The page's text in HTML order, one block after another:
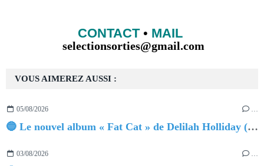
VOUS AIMEREZ AUSSI :
05/08/2026 …
🔵 Le nouvel album « Fat Cat » de Delilah Holliday (sortie le 30 Octobre 2026)
03/08/2026 …
CONTACT• MAIL
selectionsorties@gmail.com